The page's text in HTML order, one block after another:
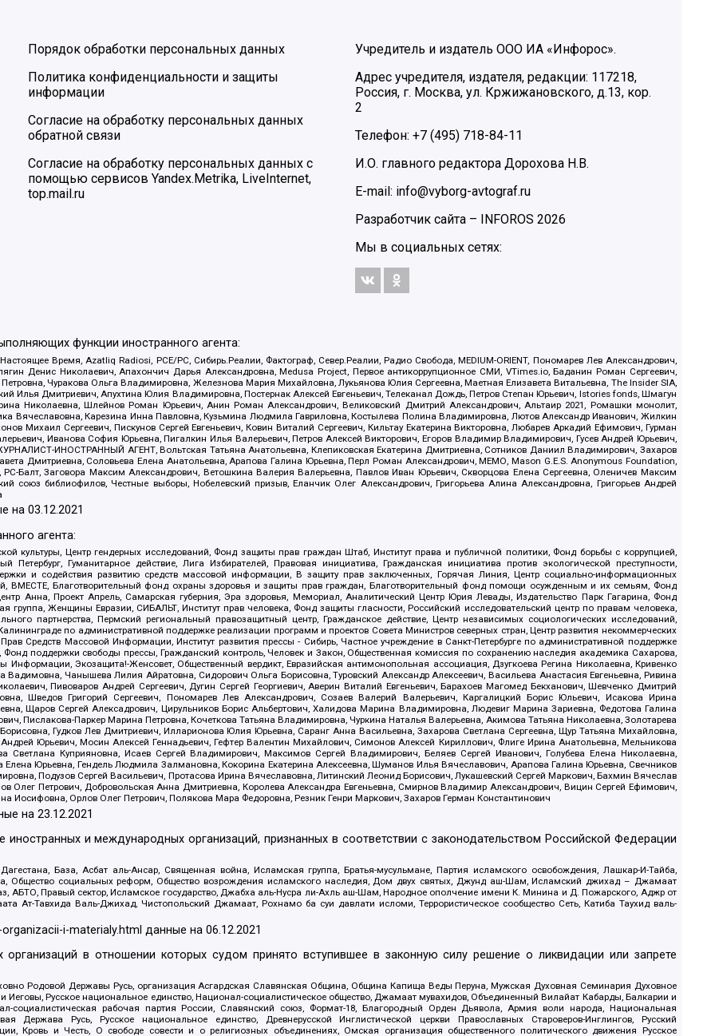
Порядок обработки персональных данных
Политика конфиденциальности и защиты
информации
Согласие на обработку персональных данных
обратной связи
Согласие на обработку персональных данных с
помощью сервисов Yandex.Metrika, LiveInternet,
top.mail.ru
Учредитель и издатель ООО ИА «Инфорос».
Адрес учредителя, издателя, редакции: 117218,
Россия, г. Москва, ул. Кржижановского, д.13, кор.
2
Телефон: +7 (495) 718-84-11
И.О. главного редактора Дорохова Н.В.
E-mail: info@vyborg-avtograf.ru
Разработчик сайта –
INFOROS 2026
Мы в социальных сетях:
функции иностранного агента:
Время, Azatliq Radiosi, PCE/PC, Сибирь.Реалии, Фактограф, Север.Реалии, Радио Свобода, MEDIUM-ORIENT, Пономарев Лев Александрович,
Денис Николаевич, Апахончич Дарья Александровна, Medusa Project, Первое антикоррупционное СМИ, VTimes.io, Баданин Роман Сергеевич,
Чуракова Ольга Владимировна, Железнова Мария Михайловна, Лукьянова Юлия Сергеевна, Маетная Елизавета Витальевна, The Insider SIA,
Илья Дмитриевич, Апухтина Юлия Владимировна, Постернак Алексей Евгеньевич, Телеканал Дождь, Петров Степан Юрьевич, Istories fonds, Шмагун
Николаевна, Шлейнов Роман Юрьевич, Анин Роман Александрович, Великовский Дмитрий Александрович, Альтаир 2021, Ромашки монолит,
Вячеславовна, Карезина Инна Павловна, Кузьмина Людмила Гавриловна, Костылева Полина Владимировна, Лютов Александр Иванович, Жилкин
Михаил Сергеевич, Пискунов Сергей Евгеньевич, Ковин Виталий Сергеевич, Кильтау Екатерина Викторовна, Любарев Аркадий Ефимович, Гурман
Иванова София Юрьевна, Пигалкин Илья Валерьевич, Петров Алексей Викторович, Егоров Владимир Владимирович, Гусев Андрей Юрьевич,
ИНОСТРАННЫЙ АГЕНТ, Вольтская Татьяна Анатольевна, Клепиковская Екатерина Дмитриевна, Сотников Даниил Владимирович, Захаров
Дмитриевна, Соловьева Елена Анатольевна, Арапова Галина Юрьевна, Перл Роман Александрович, МЕМО, Mason G.E.S. Anonymous Foundation,
Балт, Заговора Максим Александрович, Ветошкина Валерия Валерьевна, Павлов Иван Юрьевич, Скворцова Елена Сергеевна, Оленичев Максим
союз библиофилов, Честные выборы, Нобелевский призыв, Еланчик Олег Александрович, Григорьева Алина Александровна, Григорьев Андрей
на03.12.2021
агента:
культуры, Центр гендерных исследований, Фонд защиты прав граждан Штаб, Институт права и публичной политики, Фонд борьбы с коррупцией,
Гуманитарное действие, Лига Избирателей, Правовая инициатива, Гражданская инициатива против экологической преступности,
и содействия развитию средств массовой информации, В защиту прав заключенных, Горячая Линия, Центр социально-информационных
ВМЕСТЕ, Благотворительный фонд охраны здоровья и защиты прав граждан, Благотворительный фонд помощи осужденным и их семьям, Фонд
Анна, Проект Апрель, Самарская губерния, Эра здоровья, Мемориал, Аналитический Центр Юрия Левады, Издательство Парк Гагарина, Фонд
группа, Женщины Евразии, СИБАЛЬТ, Институт прав человека, Фонд защиты гласности, Российский исследовательский центр по правам человека,
партнерства, Пермский региональный правозащитный центр, Гражданское действие, Центр независимых социологических исследований,
по административной поддержке реализации программ и проектов Совета Министров северных стран, Центр развития некоммерческих
Средств Массовой Информации, Институт развития прессы - Сибирь, Частное учреждение в Санкт-Петербурге по административной поддержке
поддержки свободы прессы, Гражданский контроль, Человек и Закон, Общественная комиссия по сохранению наследия академика Сахарова,
Информации, Экозащита!-Женсовет, Общественный вердикт, Евразийская антимонопольная ассоциация, Дзугкоева Регина Николаевна, Кривенко
Чанышева Лилия Айратовна, Сидорович Ольга Борисовна, Туровский Александр Алексеевич, Васильева Анастасия Евгеньевна, Ривина
Пивоваров Андрей Сергеевич, Дугин Сергей Георгиевич, Аверин Виталий Евгеньевич, Барахоев Магомед Бекханович, Шевченко Дмитрий
Шведов Григорий Сергеевич, Пономарев Лев Александрович, Созаев Валерий Валерьевич, Каргалицкий Борис Юльевич, Исакова Ирина
Щаров Сергей Алексадрович, Цирульников Борис Альбертович, Халидова Марина Владимировна, Людевиг Марина Зариевна, Федотова Галина
Пислакова-Паркер Марина Петровна, Кочеткова Татьяна Владимировна, Чуркина Наталья Валерьевна, Акимова Татьяна Николаевна, Золотарева
Гудков Лев Дмитриевич, Илларионова Юлия Юрьевна, Саранг Анна Васильевна, Захарова Светлана Сергеевна, Щур Татьяна Михайловна,
Юрьевич, Мосин Алексей Геннадьевич, Гефтер Валентин Михайлович, Симонов Алексей Кириллович, Флиге Ирина Анатольевна, Мельникова
Куприяновна, Исаев Сергей Владимирович, Максимов Сергей Владимирович, Беляев Сергей Иванович, Голубева Елена Николаевна,
Елена Юрьевна, Гендель Людмила Залмановна, Кокорина Екатерина Алексеевна, Шуманов Илья Вячеславович, Арапова Галина Юрьевна, Свечников
Подузов Сергей Васильевич, Протасова Ирина Вячеславовна, Литинский Леонид Борисович, Лукашевский Сергей Маркович, Бахмин Вячеслав
Петрович, Добровольская Анна Дмитриевна, Королева Александра Евгеньевна, Смирнов Владимир Александрович, Вицин Сергей Ефимович,
Иосифовна, Орлов Олег Петрович, Полякова Мара Федоровна, Резник Генри Маркович, Захаров Герман Константинович
на23.12.2021
и международных организаций, признанных в соответствии с законодательством Российской Федерации
База, Асбат аль-Ансар, Священная война, Исламская группа, Братья-мусульмане, Партия исламского освобождения, Лашкар-И-Тайба,
Общество социальных реформ, Общество возрождения исламского наследия, Дом двух святых, Джунд аш-Шам, Исламский джихад – Джамаат
АБТО, Правый сектор, Исламское государство, Джабха аль-Нусра ли-Ахль аш-Шам, Народное ополчение имени К. Минина и Д. Пожарского, Аджр от
Ат-Тавхида Валь-Джихад, Чистопольский Джамаат, Рохнамо ба суи давлати исломи, Террористическое сообщество Сеть, Катиба Таухид валь-
i-materialy.html данные на06.12.2021
в отношении которых судом принято вступившее в законную силу решение о ликвидации или запрете
Родовой Державы Русь, организация Асгардская Славянская Община, Община Капища Веды Перуна, Мужская Духовная Семинария Духовное
Русское национальное единство, Национал-социалистическое общество, Джамаат мувахидов, Объединенный Вилайат Кабарды, Балкарии и
социалистическая рабочая партия России, Славянский союз, Формат-18, Благородный Орден Дьявола, Армия воли народа, Национальная
Держава Русь, Русское национальное единство, Древнерусской Инглистической церкви Православных Староверов-Инглингов, Русский
Кровь и Честь, О свободе совести и о религиозных объединениях, Омская организация общественного политического движения Русское